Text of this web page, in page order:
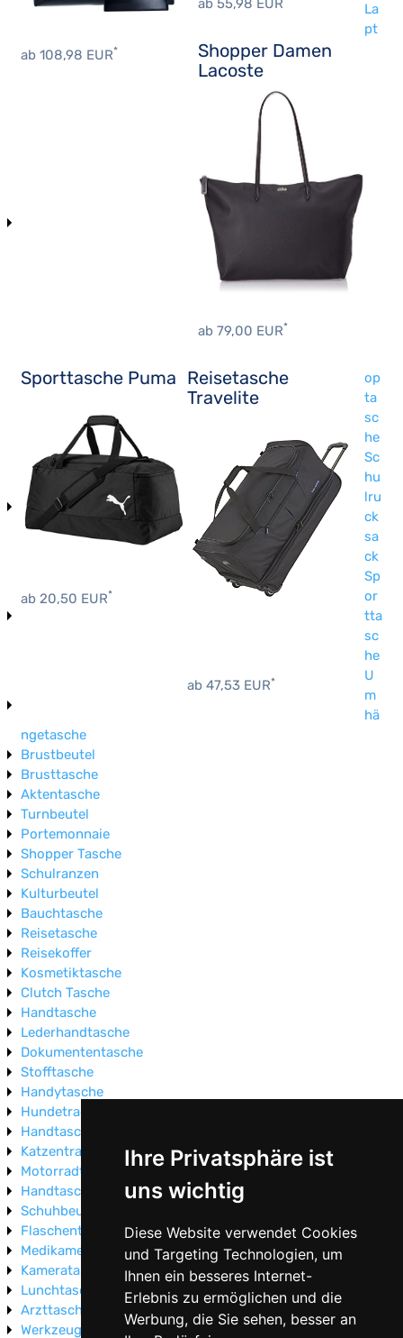
Ihre Privatsphäre ist
uns wichtig
Diese Website verwendet Cookies
und Targeting Technologien, um
Ihnen ein besseres Internet-
Erlebnis zu ermöglichen und die
Werbung, die Sie sehen, besser an
ab 108,98 EUR*
ab 55,98 EUR
Shopper Damen
Lacoste
ab 79,00 EUR*
Sporttasche Puma
ab 20,50 EUR*
Reisetasche
Travelite
ab 47,53 EUR*
La
pt
op
ta
sc
he
Sc
hu
lru
ck
sa
ck
Sp
or
tta
sc
he
U
m
hä
ngetasche
Brustbeutel
Brusttasche
Aktentasche
Turnbeutel
Portemonnaie
Shopper Tasche
Schulranzen
Kulturbeutel
Bauchtasche
Reisetasche
Reisekoffer
Kosmetiktasche
Clutch Tasche
Handtasche
Lederhandtasche
Dokumententasche
Stofftasche
Handytasche
Hundetragetasche
Handtasche Vintage
Katzentragetasche
Motorradtasche
Handtasche Wildleder
Schuhbeutel
Flaschentasche
Medikamententasche
Kameratasche
Lunchtasche
Arzttasche
Werkzeugtasche